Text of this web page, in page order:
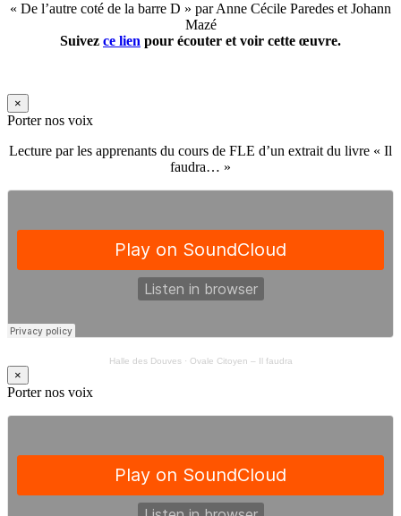
« De l’autre coté de la barre D » par Anne Cécile Paredes et Johann
Mazé
Suivez ce lien pour écouter et voir cette œuvre.
×
Porter nos voix
Lecture par les apprenants du cours de FLE d’un extrait du livre « Il
faudra… »
Halle des Douves· Ovale Citoyen – Il faudra
×
Porter nos voix